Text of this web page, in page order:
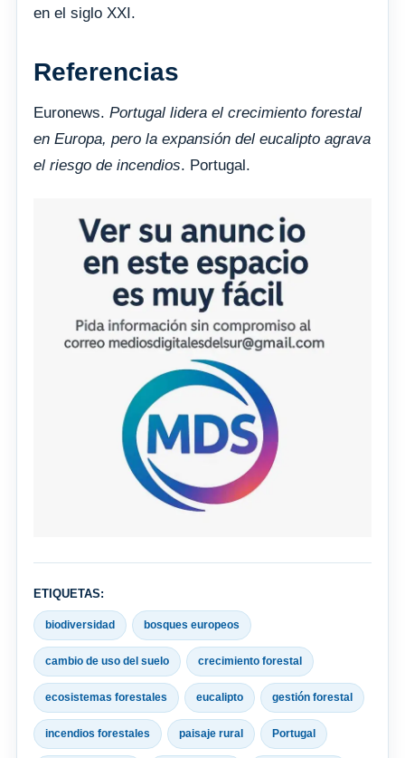
en el siglo XXI.
Referencias
Euronews. Portugal lidera el crecimiento forestal
en Europa, pero la expansión del eucalipto agrava
el riesgo de incendios. Portugal.
ETIQUETAS:
biodiversidad bosques europeos
cambio de uso del suelo crecimiento forestal
ecosistemas forestales eucalipto gestión forestal
incendios forestales paisaje rural Portugal